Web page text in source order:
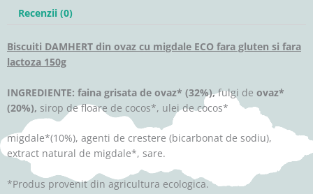
Recenzii (0)
Biscuiti DAMHERT din ovaz cu migdale ECO fara gluten si fara
lactoza 150g
INGREDIENTE: faina grisata de ovaz* (32%),fulgi de ovaz*
(20%), sirop de floare de cocos*, ulei de cocos*
migdale*(10%), agenti de crestere (bicarbonat de sodiu),
extract natural de migdale*, sare.
*Produs provenit din agricultura ecologica.